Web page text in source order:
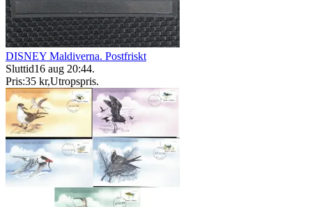
DISNEY Maldiverna. Postfriskt
Sluttid16 aug 20:44.
Pris:35 kr,Utropspris.